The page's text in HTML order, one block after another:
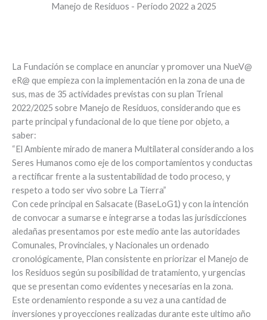
Manejo de Residuos - Periodo 2022 a 2025
La Fundación se complace en anunciar y promover una NueV@
eR@ que empieza con la implementación en la zona de una de
sus, mas de 35 actividades previstas con su plan Trienal
2022/2025 sobre Manejo de Residuos, considerando que es
parte principal y fundacional de lo que tiene por objeto, a
saber:
“El Ambiente mirado de manera Multilateral considerando a los
Seres Humanos como eje de los comportamientos y conductas
a rectificar frente a la sustentabilidad de todo proceso, y
respeto a todo ser vivo sobre La Tierra”
Con cede principal en Salsacate (BaseLoG1) y con la intención
de convocar a sumarse e integrarse a todas las jurisdicciones
aledañas presentamos por este medio ante las autoridades
Comunales, Provinciales, y Nacionales un ordenado
cronológicamente, Plan consistente en priorizar el Manejo de
los Residuos según su posibilidad de tratamiento, y urgencias
que se presentan como evidentes y necesarias en la zona.
Este ordenamiento responde a su vez a una cantidad de
inversiones y proyecciones realizadas durante este ultimo año